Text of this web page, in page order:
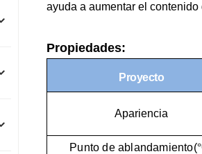
ayuda a aumentar el
Propiedades:
Proyecto
Apariencia
Punto de ablandamiento(°